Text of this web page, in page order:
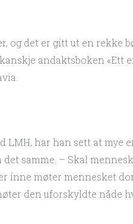
og det er gitt ut en rekke
andaktsboken «Ett
LMH, har han sett at mye
samme. – Skal
inne møter mennesket
den uforskyldte nåde